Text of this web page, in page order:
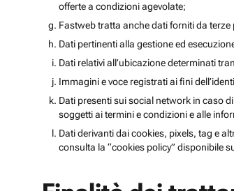
offerte a condizioni agevolate;
Fastweb tratta anche dati forniti da
Dati pertinenti alla gestione ed
Dati relativi all’ubicazione determinati
Immagini e voce registrati ai fini
Dati presenti sui social network in caso
soggetti ai termini e condizioni e alle
Dati derivanti dai cookies, pixels, tag e
consulta la “cookies policy” disponibile